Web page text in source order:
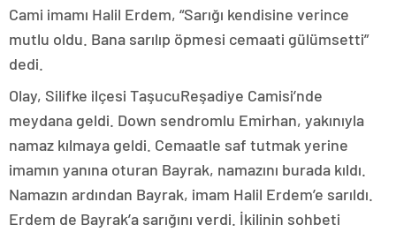
Cami imamı Halil Erdem, “Sarığı kendisine verince
mutlu oldu. Bana sarılıp öpmesi cemaati gülümsetti”
dedi.
Olay, Silifke ilçesi TaşucuReşadiye Camisi’nde
meydana geldi. Down sendromlu Emirhan, yakınıyla
namaz kılmaya geldi. Cemaatle saf tutmak yerine
imamın yanına oturan Bayrak, namazını burada kıldı.
Namazın ardından Bayrak, imam Halil Erdem’e sarıldı.
Erdem de Bayrak’a sarığını verdi. İkilinin sohbeti